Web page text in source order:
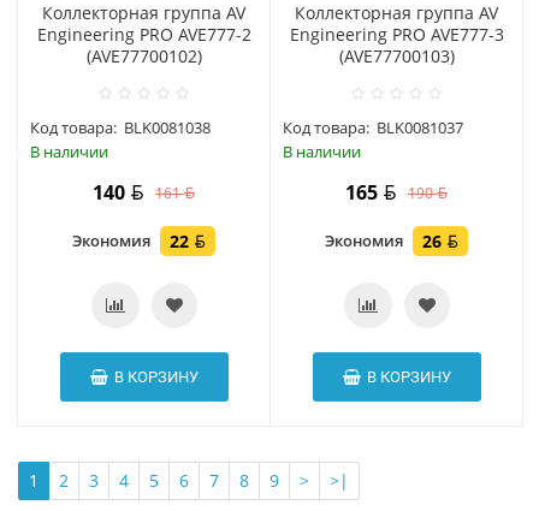
Коллекторная группа AV
Engineering PRO AVE777-2
(AVE77700102)
Код товара: BLK0081038
В наличии
140 161
Экономия 22
В КОРЗИНУ
Коллекторная группа AV
Engineering PRO AVE777-3
(AVE77700103)
Код товара: BLK0081037
В наличии
165 190
Экономия 26
В КОРЗИНУ
1 2 3 4 5 6 7 8 9 > >|